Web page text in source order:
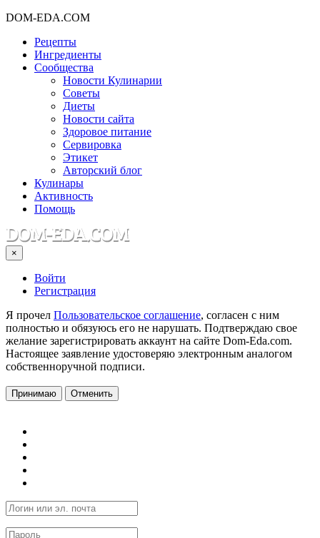
DOM-EDA.COM
Рецепты
Ингредиенты
Сообщества
Новости Кулинарии
Советы
Диеты
Новости сайта
Здоровое питание
Сервировка
Этикет
Авторский блог
Кулинары
Активность
Помощь
×
Войти
Регистрация
Я прочел Пользовательское соглашение, согласен с ним
полностью и обязуюсь его не нарушать. Подтверждаю свое
желание зарегистрировать аккаунт на сайте Dom-Eda.com.
Настоящее заявление удостоверяю электронным аналогом
собственноручной подписи.
Принимаю Отменить